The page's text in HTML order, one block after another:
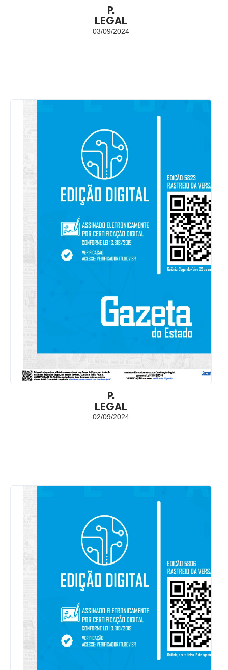
P.
LEGAL
03/09/2024
P.
LEGAL
02/09/2024